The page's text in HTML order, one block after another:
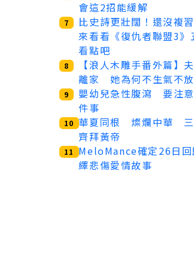
會這2招能緩解
7
比史詩更壯闊！還沒複
來看看《復仇者聯盟3》
看點吧
8
【浪人木雕手番外篇】
離家 她為何不生氣不放
9
嬰幼兒急性腹瀉 要注
件事
10 華夏同根 燦爛中華 三
齊拜黃帝
11
MeloMance確定26日回
繹悲傷愛情故事